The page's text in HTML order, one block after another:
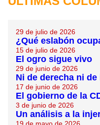
29 de julio de 2026
¿Qué eslabón
15 de julio de 2026
El ogro sigue vivo
29 de junio de 2026
Ni de derecha ni
17 de junio de 2026
El gobierno de la
3 de junio de 2026
Un análisis a la